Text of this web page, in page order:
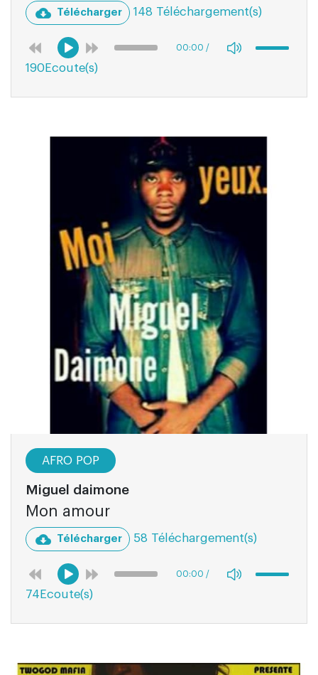
Télécharger 148 Téléchargement(s)
00:00 /
190Ecoute(s)
AFRO POP
Miguel daimone
Mon amour
Télécharger 58 Téléchargement(s)
00:00 /
74Ecoute(s)